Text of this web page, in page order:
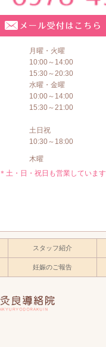
月曜・火曜
10:00～14:00
15:30～20:30
水曜・金曜
10:00～14:00
15:30～21:00
土日祝
10:30～18:00
木曜
＊土・日・祝日も営業しています
スタッフ紹介
妊娠のご報告